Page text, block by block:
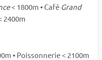
< 1800m • Café Grand
2400m
• Poissonnerie < 2100m